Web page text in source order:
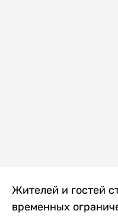
Жителей и гостей
временных